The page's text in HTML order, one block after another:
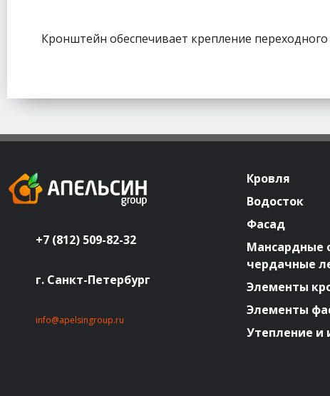
Кронштейн обеспечивает крепление переходного
+7 (812) 509-82-32
г. Санкт-Петербург
info@apelsingroup.ru
Кровля
Водосток
Фасад
Мансардные
чердачные
Элементы
Элементы
Утепление и